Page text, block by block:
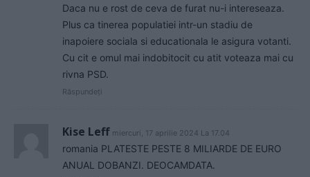
Daca nu e rost de ceva de furat nu-i intereseaza.
Plus ca tinerea populatiei intr-un stadiu de
inapoiere sociala si educationala le asigura votanti.
Cu cit e omul mai indobitocit cu atit voteaza mai cu
rivna PSD.
Răspundeți
Kise Leff miercuri, 17 aprilie 2024 La 17.04
romania PLATESTE PESTE 8 MILIARDE DE EURO
ANUAL DOBANZI. DEOCAMDATA.